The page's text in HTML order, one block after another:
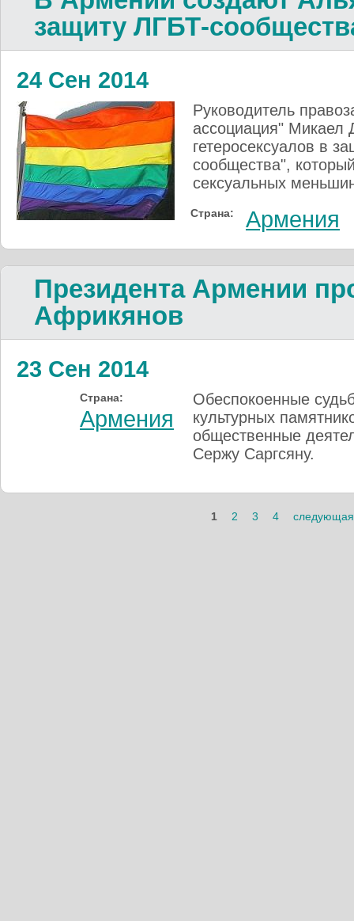
защиту ЛГБТ-
24 Сен 2014
Руководитель
ассоциация" Микаел
гетеросексуалов в
сообщества",
сексуальных
Страна: Армения
Президента Армении
Африкянов
23 Сен 2014
Обеспокоенные
культурных
общественные
Сержу Саргсяну.
Страна:
Армения
1 2 3 4 следующая